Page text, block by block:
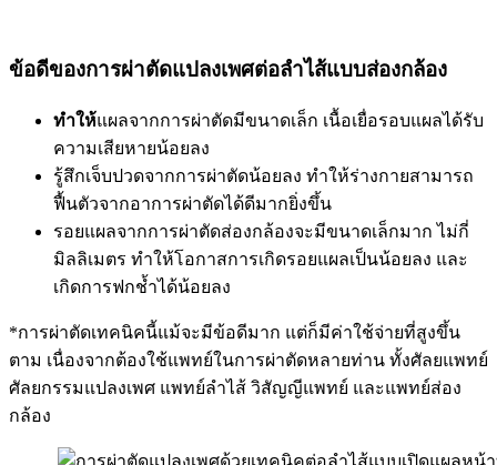
ข้อดีของการผ่าตัดแปลงเพศต่อลำไส้แบบส่องกล้อง
ทำให้แผลจากการผ่าตัดมีขนาดเล็ก เนื้อเยื่อรอบแผลได้รับ
ความเสียหายน้อยลง
รู้สึกเจ็บปวดจากการผ่าตัดน้อยลง ทำให้ร่างกายสามารถ
ฟื้นตัวจากอาการผ่าตัดได้ดีมากยิ่งขึ้น
รอยแผลจากการผ่าตัดส่องกล้องจะมีขนาดเล็กมาก ไม่กี่
มิลลิเมตร ทำให้โอกาสการเกิดรอยแผลเป็นน้อยลง และ
เกิดการฟกช้ำได้น้อยลง
*การผ่าตัดเทคนิคนี้แม้จะมีข้อดีมาก แต่ก็มีค่าใช้จ่ายที่สูงขึ้น
ตาม เนื่องจากต้องใช้แพทย์ในการผ่าตัดหลายท่าน ทั้งศัลยแพทย์
ศัลยกรรมแปลงเพศ แพทย์ลำไส้ วิสัญญีแพทย์ และแพทย์ส่อง
กล้อง